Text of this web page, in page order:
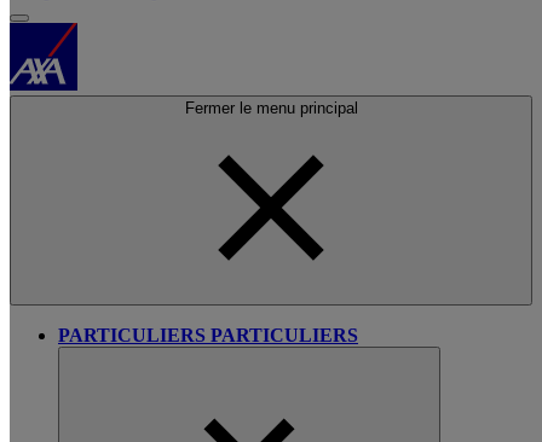
Fermer le menu principal
PARTICULIERS PARTICULIERS